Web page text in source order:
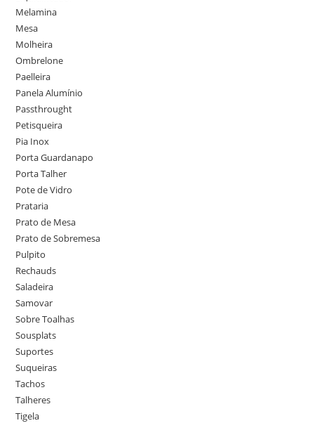
Melamina
Mesa
Molheira
Ombrelone
Paelleira
Panela Alumínio
Passthrought
Petisqueira
Pia Inox
Porta Guardanapo
Porta Talher
Pote de Vidro
Prataria
Prato de Mesa
Prato de Sobremesa
Pulpito
Rechauds
Saladeira
Samovar
Sobre Toalhas
Sousplats
Suportes
Suqueiras
Tachos
Talheres
Tigela